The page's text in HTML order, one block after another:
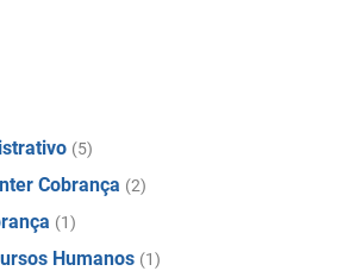
(5)
Cobrança (2)
(1)
Humanos (1)